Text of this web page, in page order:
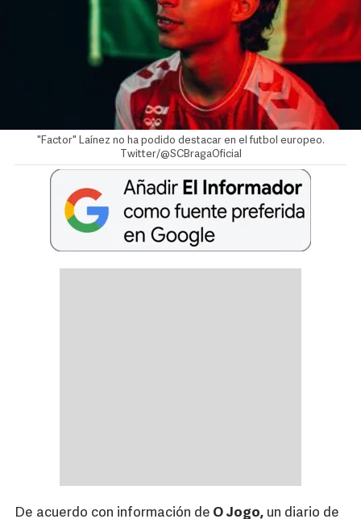
"Factor" Laínez no ha podido destacar en el futbol europeo.
Twitter/@SCBragaOficial
De acuerdo con información de O Jogo, un diario de